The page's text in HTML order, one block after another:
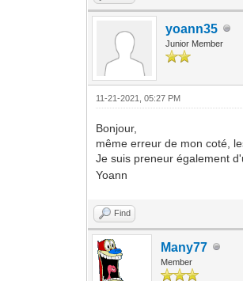
yoann35
Junior Member
11-21-2021, 05:27 PM
Bonjour,
même erreur de mon coté,
Je suis preneur également
Yoann
Find
Many77
Member